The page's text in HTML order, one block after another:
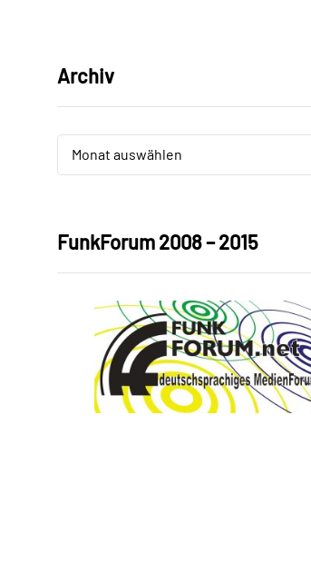
Archiv
Archiv
Monat auswählen
Archiv
FunkForum 2008 – 2015